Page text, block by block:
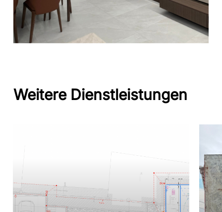
Weitere Dienstleistungen